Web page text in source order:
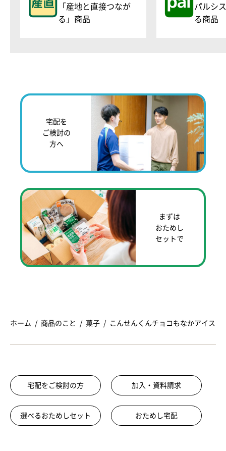
「産地と直接つなが
る」商品
パルシ
る商品
宅配を
ご検討の
方へ
まずは
おためし
セットで
ホーム 商品のこと 菓子 こんせんくんチョコもなかアイス
宅配をご検討の方 加入・資料請求
選べるおためしセット おためし宅配